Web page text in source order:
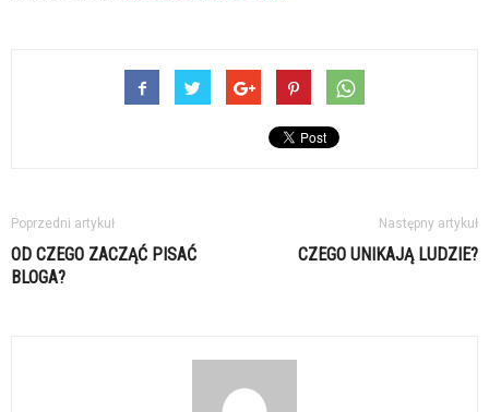
Poprzedni artykuł
OD CZEGO ZACZĄĆ PISAĆ
BLOGA?
Następny artykuł
CZEGO UNIKAJĄ LUDZIE?